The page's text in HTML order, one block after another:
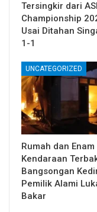
Tersingkir dari
Championship
Usai Ditahan
1-1
UNCATEGORIZED
Rumah dan Enam
Kendaraan
Bangsongan
Pemilik Alami
Bakar